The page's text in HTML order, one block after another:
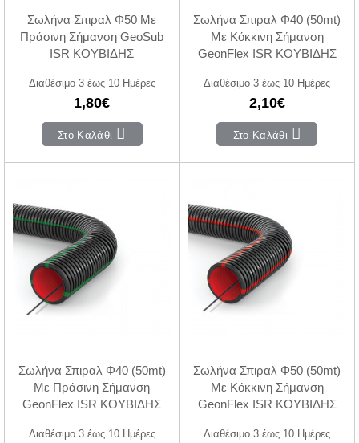
Σωλήνα Σπιραλ Φ50 Με
Πράσινη Σήμανση GeoSub
ISR ΚΟΥΒΙΔΗΣ
Διαθέσιμο 3 έως 10 Ημέρες
1,80€
Στο Καλάθι
Σωλήνα Σπιραλ Φ40 (50mt)
Με Κόκκινη Σήμανση
GeonFlex ISR ΚΟΥΒΙΔΗΣ
Διαθέσιμο 3 έως 10 Ημέρες
2,10€
Στο Καλάθι
Σωλήνα Σπιραλ Φ40 (50mt)
Με Πράσινη Σήμανση
GeonFlex ISR ΚΟΥΒΙΔΗΣ
Διαθέσιμο 3 έως 10 Ημέρες
Σωλήνα Σπιραλ Φ50 (50mt)
Με Κόκκινη Σήμανση
GeonFlex ISR ΚΟΥΒΙΔΗΣ
Διαθέσιμο 3 έως 10 Ημέρες